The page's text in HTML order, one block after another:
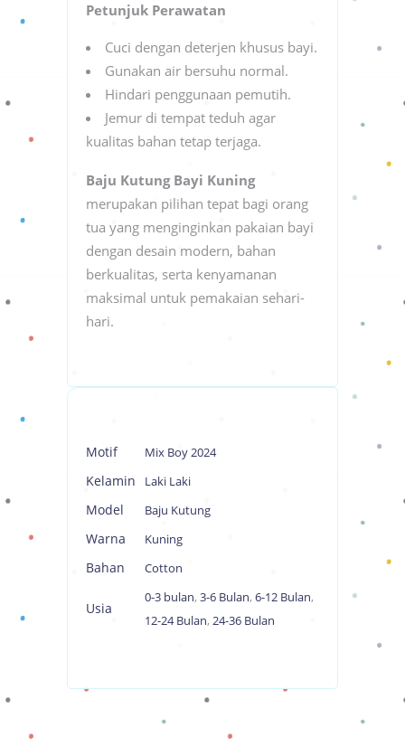
Petunjuk Perawatan
Cuci dengan deterjen khusus bayi.
Gunakan air bersuhu normal.
Hindari penggunaan pemutih.
Jemur di tempat teduh agar
kualitas bahan tetap terjaga.
Baju Kutung Bayi Kuning
merupakan pilihan tepat bagi orang
tua yang menginginkan pakaian bayi
dengan desain modern, bahan
berkualitas, serta kenyamanan
maksimal untuk pemakaian sehari-
hari.
Motif Mix Boy 2024
Kelamin Laki Laki
Model Baju Kutung
Warna Kuning
Bahan Cotton
Usia
0-3 bulan, 3-6 Bulan, 6-12 Bulan,
12-24 Bulan, 24-36 Bulan